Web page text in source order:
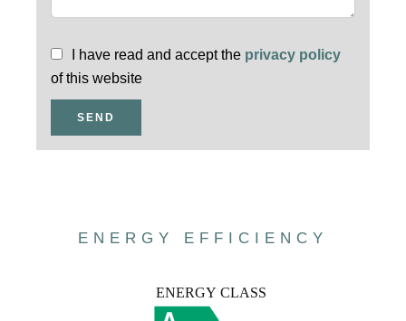
I have read and accept the privacy policy
of this website
SEND
ENERGY EFFICIENCY